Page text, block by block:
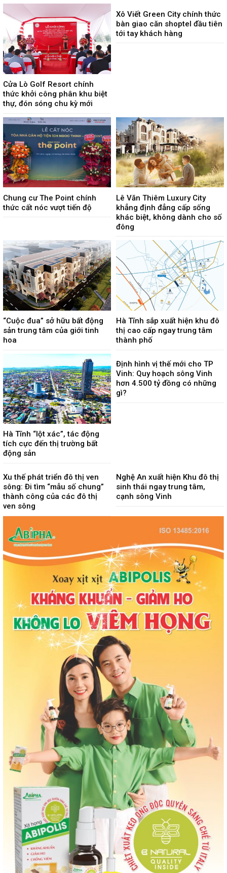
Cửa Lò Golf Resort chính
thức khởi công phân khu biệt
thự, đón sóng chu kỳ mới
Xô Viết Green City chính thức
bàn giao căn shoptel đầu tiên
tới tay khách hàng
Chung cư The Point chính
thức cất nóc vượt tiến độ
Lê Văn Thiêm Luxury City
khẳng định đẳng cấp sống
khác biệt, không dành cho số
đông
“Cuộc đua” sở hữu bất động
sản trung tâm của giới tinh
hoa
Hà Tĩnh sắp xuất hiện khu đô
thị cao cấp ngay trung tâm
thành phố
Hà Tĩnh “lột xác”, tác động
tích cực đến thị trường bất
động sản
Định hình vị thế mới cho TP
Vinh: Quy hoạch sông Vinh
hơn 4.500 tỷ đồng có những
gì?
Xu thế phát triển đô thị ven
sông: Đi tìm “mẫu số chung”
thành công của các đô thị
ven sông
Nghệ An xuất hiện Khu đô thị
sinh thái ngay trung tâm,
cạnh sông Vinh